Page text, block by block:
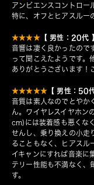
アンビエンスコントロー
特に、オフとヒアスルー
★★★★【 男性：20代 】
音響は凄く良かったので
って聞こえたようです。
ありがとうございます！
★★★★★ 【 男性：50
音質は素人なのでとやか
ん。ワイヤレスイヤホン
cm)には装着感も悪くな
せんし、乗り換えの小走
ることもなく、ヒアスル
イキャンにすれば音楽に
テリー性能も不満なく、
す。